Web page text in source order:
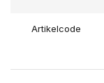
Artikelcode